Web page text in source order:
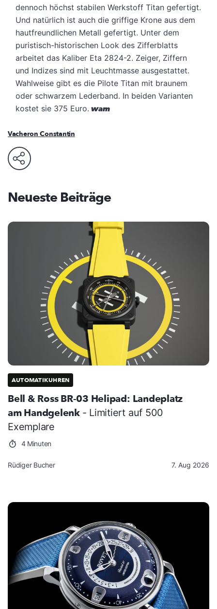
dennoch höchst stabilen Werkstoff Titan gefertigt.
Und natürlich ist auch die griffige Krone aus dem
hautfreundlichen Metall gefertigt. Unter dem
puristisch-historischen Look des Zifferblatts
arbeitet das Kaliber Eta 2824-2. Zeiger, Ziffern
und Indizes sind mit Leuchtmasse ausgestattet.
Wahlweise gibt es die Pilote Titan mit braunem
oder schwarzem Lederband. In beiden Varianten
kostet sie 375 Euro. wam
Vacheron Constantin
Neueste Beiträge
AUTOMATIKUHREN
Bell & Ross BR-03 Helipad: Landeplatz
am Handgelenk - Limitiert auf 500
Exemplare
4 Minuten
Rüdiger Bucher 7. Aug 2026